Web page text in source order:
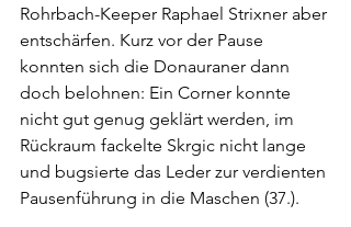
Rohrbach-Keeper Raphael Strixner aber
entschärfen. Kurz vor der Pause
konnten sich die Donauraner dann
doch belohnen: Ein Corner konnte
nicht gut genug geklärt werden, im
Rückraum fackelte Skrgic nicht lange
und bugsierte das Leder zur verdienten
Pausenführung in die Maschen (37.).